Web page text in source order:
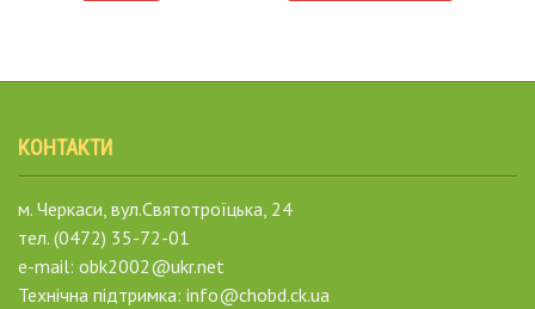
КОНТАКТИ
м. Черкаси, вул.Святотроїцька, 24
тел. (0472) 35-72-01
e-mail: obk2002@ukr.net
Технічна підтримка: info@chobd.ck.ua